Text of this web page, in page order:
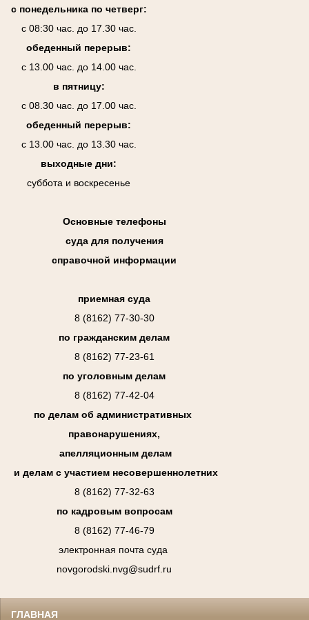
с понедельника по четверг:
с 08:30 час. до 17.30 час.
обеденный перерыв:
с 13.00 час. до 14.00 час.
в пятницу:
с 08.30 час. до 17.00 час.
обеденный перерыв:
с 13.00 час. до 13.30 час.
выходные дни:
суббота и воскресенье
Основные телефоны
суда для получения
справочной информации
приемная суда
8 (8162) 77-30-30
по гражданским делам
8 (8162) 77-23-61
по уголовным делам
8 (8162) 77-42-04
по делам об административных
правонарушениях,
апелляционным делам
и делам с участием несовершеннолетних
8 (8162) 77-32-63
по кадровым вопросам
8 (8162) 77-46-79
электронная почта суда
novgorodski.nvg@sudrf.ru
ГЛАВНАЯ